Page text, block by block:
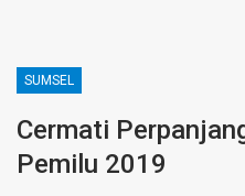
SUMSEL
Cermati
Pemilu 2019